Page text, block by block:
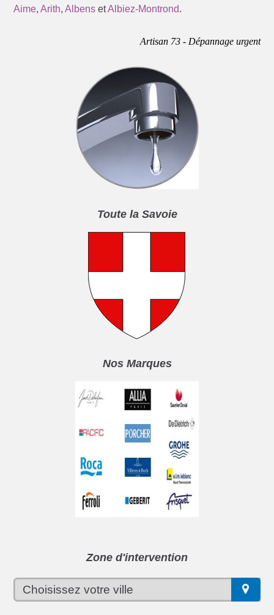
Aime,Arith,Albens etAlbiez-Montrond.
Artisan 73 - Dépannage urgent
Toute la Savoie
Nos Marques
Zone d'intervention